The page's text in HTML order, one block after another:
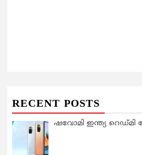
RECENT POSTS
ഷവോമി ഇന്ത്യ റെഡ്മി